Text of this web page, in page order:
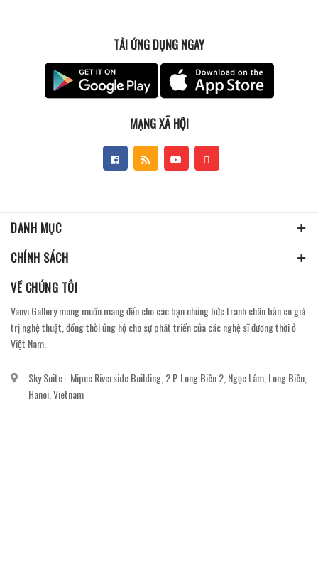
TẢI ỨNG DỤNG NGAY
MẠNG XÃ HỘI
DANH MỤC
CHÍNH SÁCH
VỀ CHÚNG TÔI
Vanvi Gallery mong muốn mang đến cho các bạn những bức tranh chân bản có giá
trị nghệ thuật, đồng thời ủng hộ cho sự phát triển của các nghệ sĩ đương thời ở
Việt Nam.
Sky Suite - Mipec Riverside Building, 2 P. Long Biên 2, Ngọc Lâm, Long Biên,
Hanoi, Vietnam